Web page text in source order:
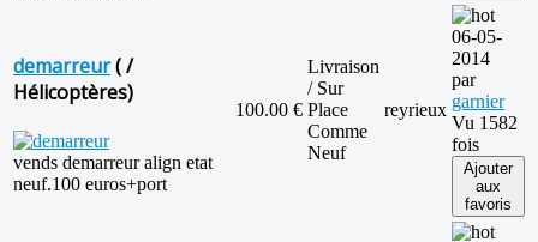
demarreur( /
Hélicoptères)
vends demarreur align etat
neuf.100 euros+port
100.00 €
Livraison
/ Sur
Place
Comme
Neuf
reyrieux
06-05-
2014
par
garnier
Vu 1582
fois
Ajouter
aux
favoris